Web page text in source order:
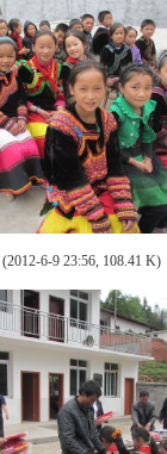
(2012-6-9 23:56, 108.41 K)